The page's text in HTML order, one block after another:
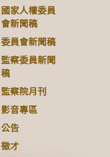
國家人權委員
會新聞稿
委員會新聞稿
監察委員新聞
稿
監察院月刊
影音專區
公告
徵才